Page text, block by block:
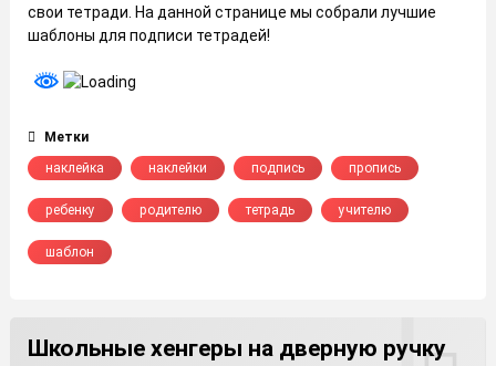
свои тетради. На данной странице мы собрали лучшие
шаблоны для подписи тетрадей!
Метки
наклейка
наклейки подпись пропись
ребенку родителю тетрадь учителю
шаблон
Школьные хенгеры на дверную ручку